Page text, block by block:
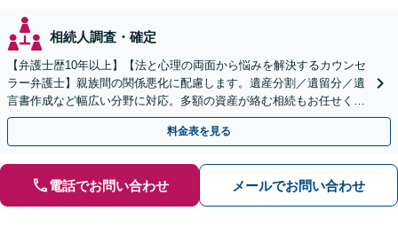
相続人調査・確定
【弁護士歴10年以上】【法と心理の両面から悩みを解決するカウンセ
ラー弁護士】親族間の関係悪化に配慮します。遺産分割／遺留分／遺
言書作成など幅広い分野に対応。多額の資産が絡む相続もお任せくだ
さい。【夜間・休日の相談可能】【駐車場完備】
料金表を見る
電話でお問い合わせ メールでお問い合わせ